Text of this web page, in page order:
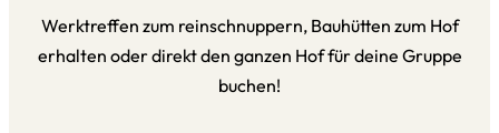
Werktreffen zum reinschnuppern, Bauhütten zum Hof
erhalten oder direkt den ganzen Hof für deine Gruppe
buchen!